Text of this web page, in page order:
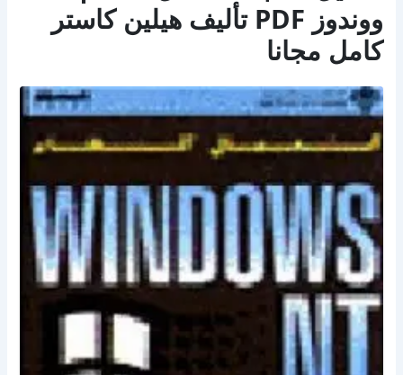
ووندوز PDF تأليف هيلين كاستر
كامل مجانا